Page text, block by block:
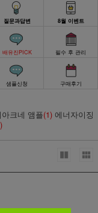
질문과답변 8월 이벤트
배유진PICK 필수 후 관리
샘플신청 구매후기
아크네 앰플(1) 에너자이징